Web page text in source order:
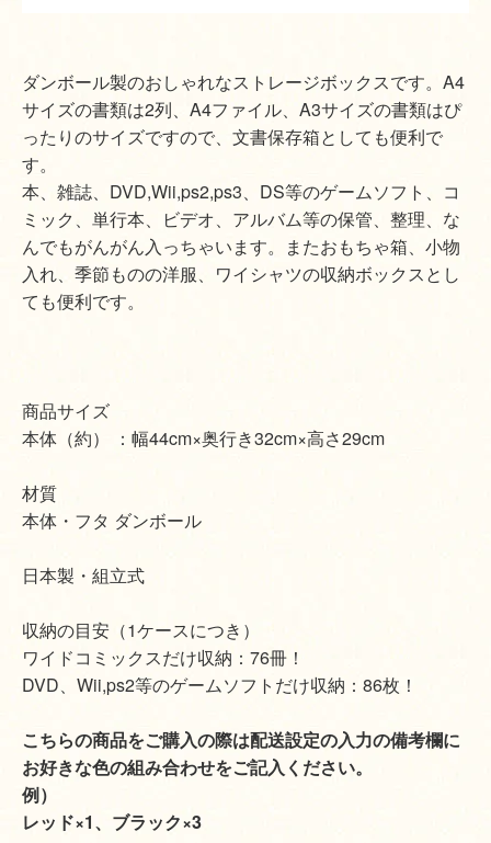
ダンボール製のおしゃれなストレージボックスです。A4
サイズの書類は2列、A4ファイル、A3サイズの書類はぴ
ったりのサイズですので、文書保存箱としても便利で
す。
本、雑誌、DVD,Wii,ps2,ps3、DS等のゲームソフト、コ
ミック、単行本、ビデオ、アルバム等の保管、整理、な
んでもがんがん入っちゃいます。またおもちゃ箱、小物
入れ、季節ものの洋服、ワイシャツの収納ボックスとし
ても便利です。
商品サイズ
本体（約） ：幅44cm×奥行き32cm×高さ29cm
材質
本体・フタ ダンボール
日本製・組立式
収納の目安（1ケースにつき）
ワイドコミックスだけ収納：76冊！
DVD、Wii,ps2等のゲームソフトだけ収納：86枚！
こちらの商品をご購入の際は配送設定の入力の備考欄に
お好きな色の組み合わせをご記入ください。
例）
レッド×1、ブラック×3